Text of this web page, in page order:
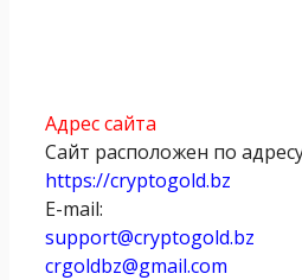
Адрес сайта
Сайт расположен по
https://cryptogold.bz
E-mail:
support@cryptogold.bz
crgoldbz@gmail.com